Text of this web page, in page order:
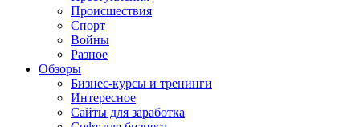
Происшествия
Спорт
Войны
Разное
Обзоры
Бизнес-курсы и тренинги
Интересное
Сайты для заработка